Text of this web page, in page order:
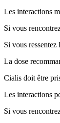
Les interactions
Si vous
Si vous
La dose
Cialis doit être
Les interactions
Si vous